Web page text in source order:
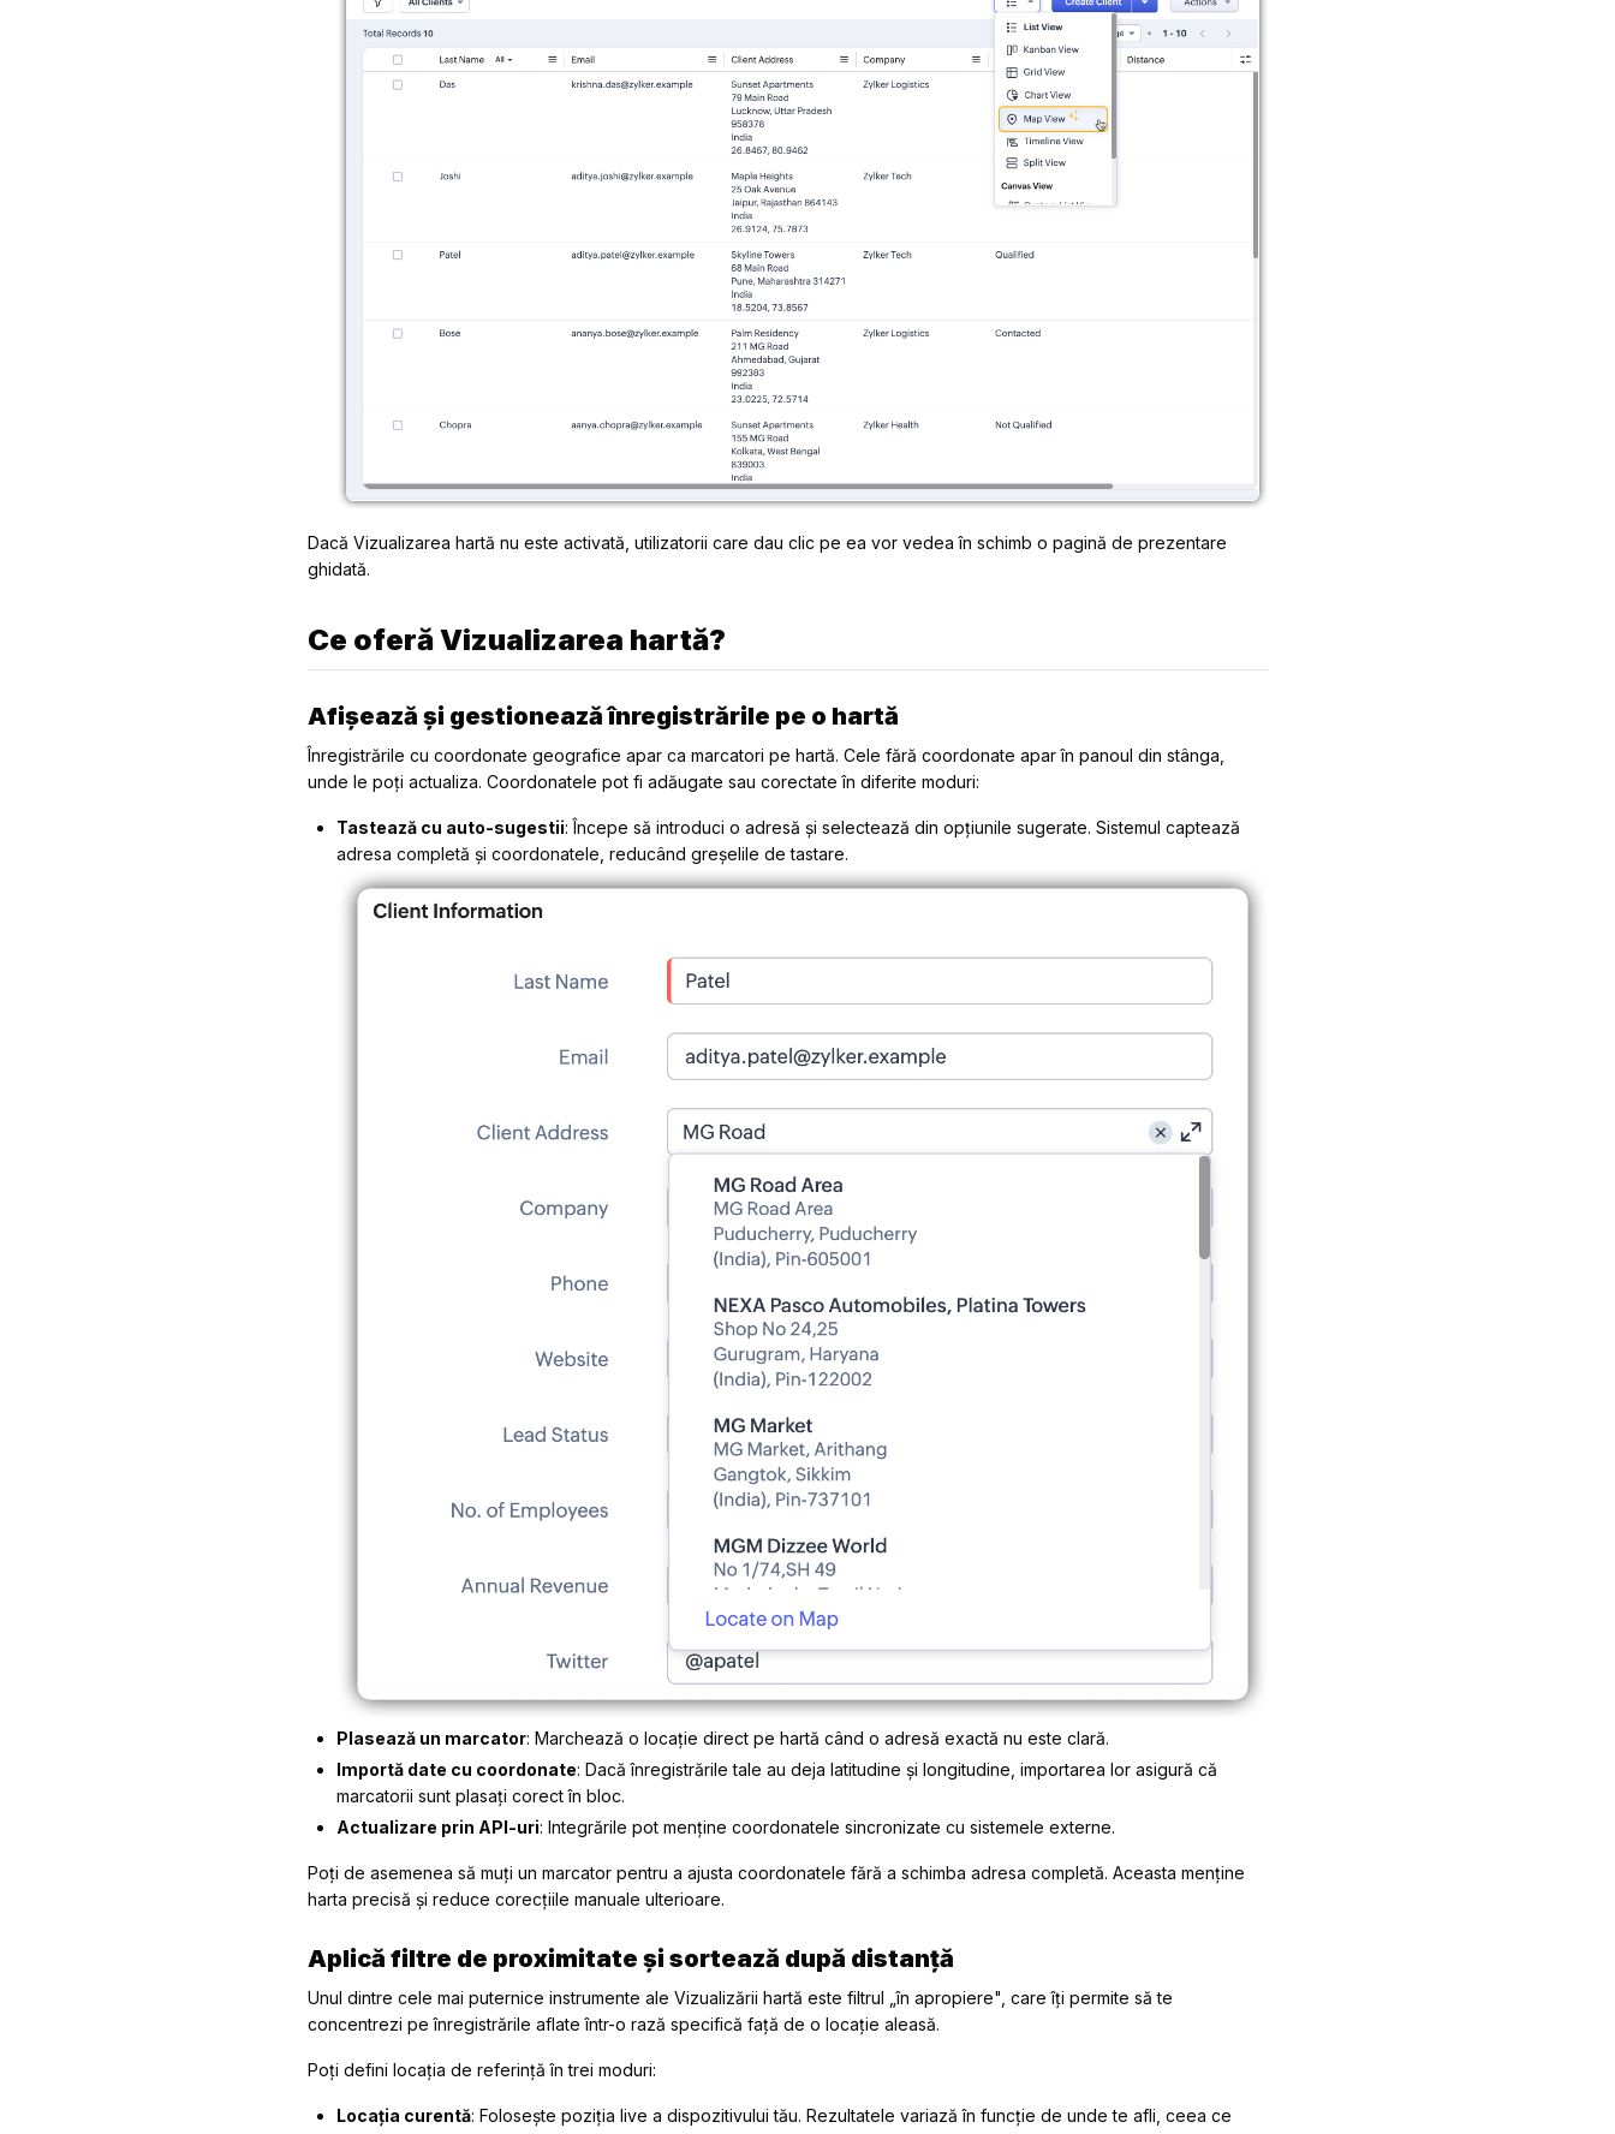
Dacă Vizualizarea hartă nu este activată, utilizatorii care dau clic pe ea vor vedea în schimb o pagină de prezentare
ghidată.
Ce oferă Vizualizarea hartă?
Afișează și gestionează înregistrările pe o hartă
Înregistrările cu coordonate geografice apar ca marcatori pe hartă. Cele fără coordonate apar în panoul din stânga,
unde le poți actualiza. Coordonatele pot fi adăugate sau corectate în diferite moduri:
Tastează cu auto-sugestii: Începe să introduci o adresă și selectează din opțiunile sugerate. Sistemul captează
adresa completă și coordonatele, reducând greșelile de tastare.
Plasează un marcator: Marchează o locație direct pe hartă când o adresă exactă nu este clară.
Importă date cu coordonate: Dacă înregistrările tale au deja latitudine și longitudine, importarea lor asigură că
marcatorii sunt plasați corect în bloc.
Actualizare prin API-uri: Integrările pot menține coordonatele sincronizate cu sistemele externe.
Poți de asemenea să muți un marcator pentru a ajusta coordonatele fără a schimba adresa completă. Aceasta menține
harta precisă și reduce corecțiile manuale ulterioare.
Aplică filtre de proximitate și sortează după distanță
Unul dintre cele mai puternice instrumente ale Vizualizării hartă este filtrul „în apropiere", care îți permite să te
concentrezi pe înregistrările aflate într-o rază specifică față de o locație aleasă.
Poți defini locația de referință în trei moduri:
Locația curentă: Folosește poziția live a dispozitivului tău. Rezultatele variază în funcție de unde te afli, ceea ce